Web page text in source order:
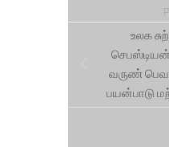
உலக
வருண்
பயன்பாடு